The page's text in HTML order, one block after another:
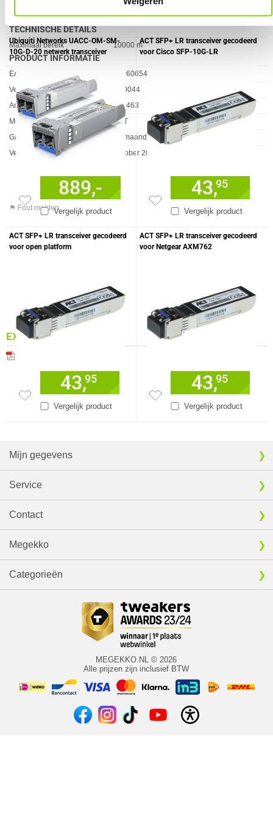
Golflengte 1310 nm
TECHNISCHE DETAILS
Eigenschap Waarde
Maximaal bereik 10000 m
PRODUCT INFORMATIE
EAN
8716065492811
Vendorcode
TR0044
Artikelnr
912463
Merk
ACT
Garantie
60 maanden
Verkrijgbaar sinds
Oktober 2021
⚑ Fout melden
EXTRA INFORMATIE
VERGELIJKBARE PRODUCTEN
Ubiquiti Networks UACC-OM-SM-
10G-D-20 netwerk transceiver
module Vezel-optiek 10000 Mbit/s
Vergelijk product
889,-
ACT SFP+ LR transceiver gecodeerd
voor Cisco SFP-10G-LR
Vergelijk product
43,95
ACT SFP+ LR transceiver gecodeerd
voor open platform
Vergelijk product
43,95
ACT SFP+ LR transceiver gecodeerd
voor Netgear AXM762
Vergelijk product
43,95
Mijn gegevens
Service
Contact
Megekko
Categorieën
MEGEKKO.NL © 2026
Alle prijzen zijn inclusief BTW